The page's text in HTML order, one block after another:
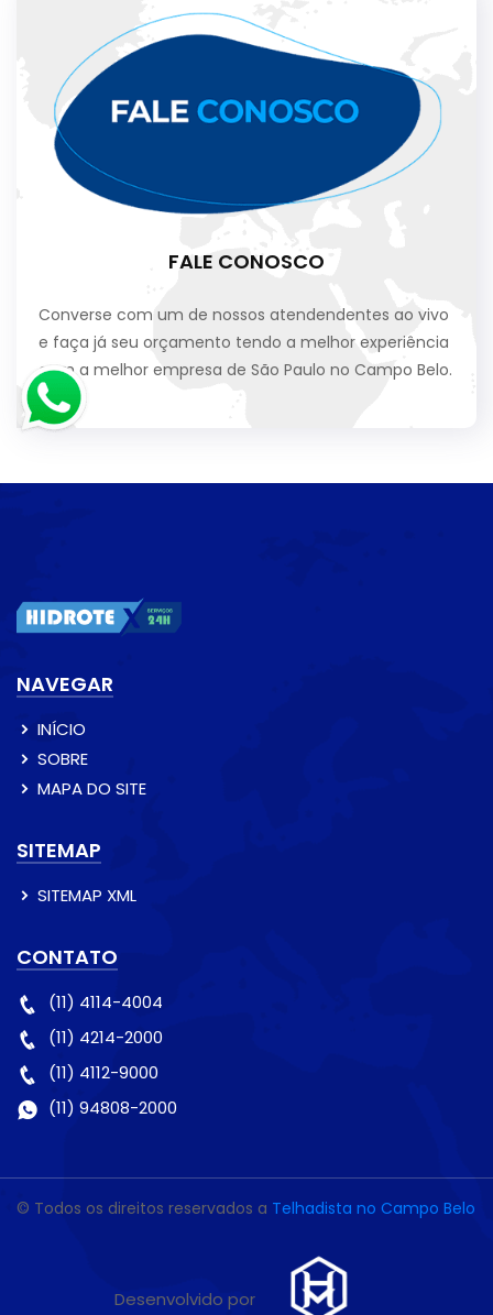
FALE CONOSCO
Converse com um de nossos atendendentes ao vivo
e faça já seu orçamento tendo a melhor experiência
com a melhor empresa de São Paulo no Campo Belo.
NAVEGAR
INÍCIO
SOBRE
MAPA DO SITE
SITEMAP
SITEMAP XML
CONTATO
(11) 4114-4004
(11) 4214-2000
(11) 4112-9000
(11) 94808-2000
© Todos os direitos reservados a Telhadista no Campo Belo
Desenvolvido por